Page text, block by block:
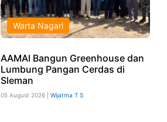
Warta Nagari
AAMAI Bangun Greenhouse dan
Lumbung Pangan Cerdas di
Sleman
05 August 2026 | Wijatma T S